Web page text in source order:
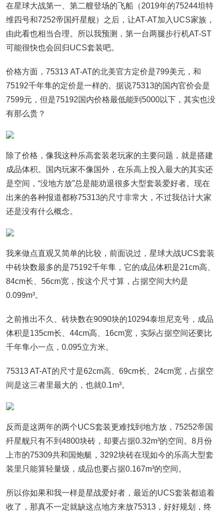
在星球大战第一、第二艘登场的飞船（2019年的75244坦特
维四号和7252帝国歼星舰）之后，让AT-AT加入UCS家族，
由此看也相当合理。所以我预测，第一台两腿步行机AT-ST
可能很快也会回归UCS套装吧。
价格方面，75313 AT-AT的北美官方定价是799美元，和
75192千年隼的定价是一样的。据说75313的国内官价会是
7599元，但是75192国内价格最低能到5000以下，其实也没
有那么贵？
除了价格，像我这种乐高套装老玩家的主要问题，就是搭建
成品体积。国内玩家不像国外，在乐高上投入最大的其实还
是空间，“没地方放”总是能劝退很多大型套装爱好者。现在
出来的各种报道都称75313的尺寸非常大，不过我估计大家
还是没有什么概念。
我来做点直观又简单的比较，前面说过，星球大战UCS套装
中砖块数最多的是75192千年隼，它的成品体积是21cm高、
84cm长、56cm宽，按这个尺寸算，占据空间大约是
0.099m³。
之前推出不久、砖块数在9090块的10294泰坦尼克号，成品
体积是135cm长、44cm高、16cm宽，实际占据空间还要比
千年隼小一点，0.095立方米。
75313 AT-AT的尺寸是62cm高、69cm长、24cm宽，占据空
间是这三者里最大的，也就0.1m³。
反而是这两年的两个UCS套装更难找到地方放，75252帝国
歼星舰只有不到4800块砖，却要占据0.32m³的空间。8月份
上市的75309共和国炮艇，3292块砖在现如今的乐高大型套
装里只能算轻量级，成品也要占据0.167m³的空间。
所以你如果和我一样是星战爱好者，最近的UCS套装都追着
收了，那真不一定就缺这点地方来放75313，好好规划，终